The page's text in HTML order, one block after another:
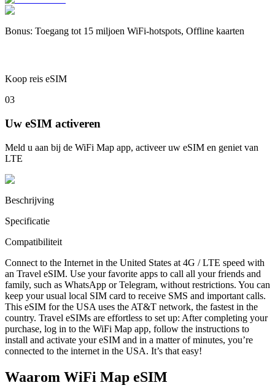
Bonus: Toegang tot 15 miljoen WiFi-hotspots, Offline kaarten
Koop reis eSIM
03
Uw eSIM activeren
Meld u aan bij de WiFi Map app, activeer uw eSIM en geniet van
LTE
Beschrijving
Specificatie
Compatibiliteit
Connect to the Internet in the United States at 4G / LTE speed with
an Travel eSIM. Use your favorite apps to call all your friends and
family, such as WhatsApp or Telegram, without restrictions. You can
keep your usual local SIM card to receive SMS and important calls.
This eSIM for the USA uses the AT&T network, the fastest in the
country. Travel eSIMs are effortless to set up: After completing your
purchase, log in to the WiFi Map app, follow the instructions to
install and activate your eSIM and in a matter of minutes, you’re
connected to the internet in the USA. It’s that easy!
Waarom WiFi Map eSIM